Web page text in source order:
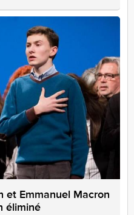
et Emmanuel Macron
éliminé